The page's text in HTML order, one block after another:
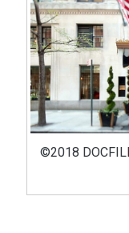
©2018